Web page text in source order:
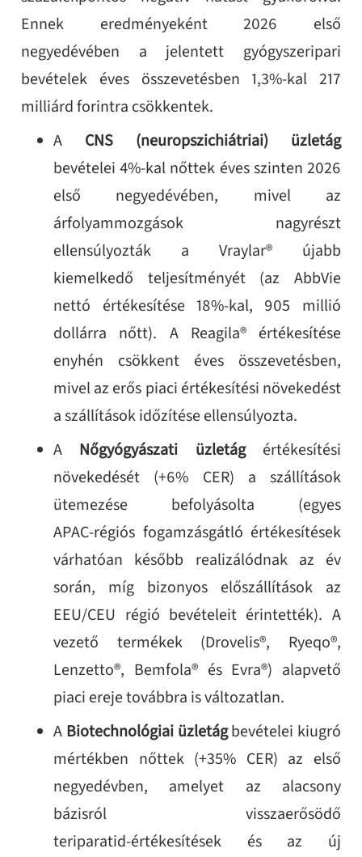
Ennek eredményeként 2026 első
negyedévében a jelentett gyógyszeripari
bevételek éves összevetésben 1,3%-kal 217
milliárd forintra csökkentek.
A CNS (neuropszichiátriai) üzletág
bevételei 4%-kal nőttek éves szinten 2026
első negyedévében, mivel az
árfolyammozgások nagyrészt
ellensúlyozták a Vraylar® újabb
kiemelkedő teljesítményét (az AbbVie
nettó értékesítése 18%-kal, 905 millió
dollárra nőtt). A Reagila® értékesítése
enyhén csökkent éves összevetésben,
mivel az erős piaci értékesítési növekedést
a szállítások időzítése ellensúlyozta.
A Nőgyógyászati üzletágértékesítési
növekedését (+6% CER) a szállítások
ütemezése befolyásolta (egyes
APAC‑régiós fogamzásgátló értékesítések
várhatóan később realizálódnak az év
során, míg bizonyos előszállítások az
EEU/CEU régió bevételeit érintették). A
vezető termékek (Drovelis®, Ryeqo®,
Lenzetto®, Bemfola® és Evra®) alapvető
piaci ereje továbbra is változatlan.
A Biotechnológiai üzletágbevételei kiugró
mértékben nőttek (+35% CER) az első
negyedévben, amelyet az alacsony
bázisról visszaerősödő
teriparatid‑értékesítések és az új